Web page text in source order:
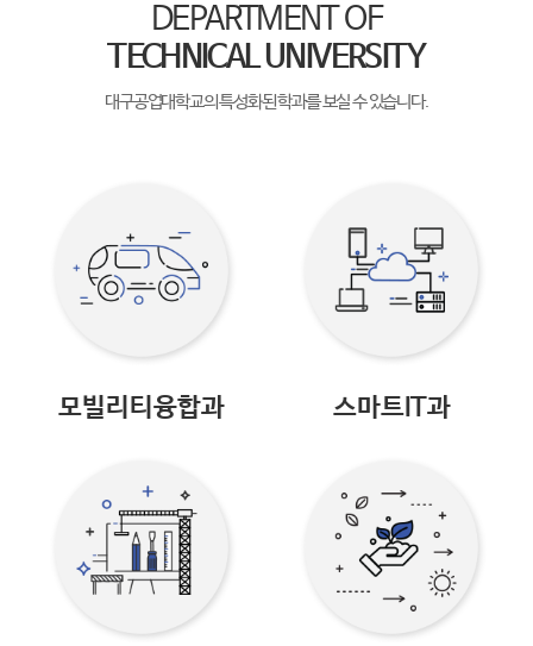
DEPARTMENT OF
TECHNICAL UNIVERSITY
대구공업대학교의 특성화된 학과를 보실 수 있습니다.
모빌리티융합과 스마트IT과